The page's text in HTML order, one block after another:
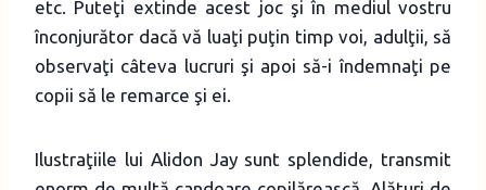
etc. Puteţi extinde acest joc şi în mediul vostru
înconjurător dacă vă luaţi puţin timp voi, adulţii, să
observaţi câteva lucruri şi apoi să-i îndemnaţi pe
copii să le remarce şi ei.
Ilustraţiile lui Alidon Jay sunt splendide, transmit